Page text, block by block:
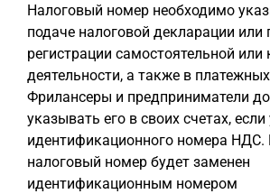
Налоговый номер необходимо
подаче налоговой декларации или
регистрации самостоятельной
деятельности, а также в
Фрилансеры и предприниматели
указывать его в своих счетах, если
идентификационного номера
налоговый номер будет заменен
идентификационным номером